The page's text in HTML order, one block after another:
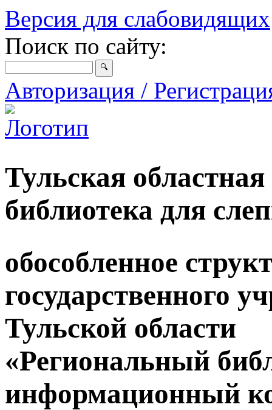
Версия для слабовидящих
Поиск по сайту:
Авторизация /
Тульская
библиотека для
обособленное
государственного
Тульской области
«Региональный
информационный